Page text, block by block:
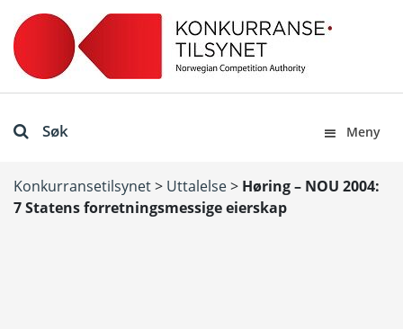
Søk Meny
Konkurransetilsynet> Uttalelse> Høring – NOU 2004:
7 Statens forretningsmessige eierskap